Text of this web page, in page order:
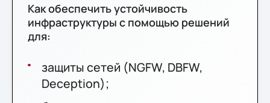
Как обеспечить устойчивость
инфраструктуры с помощью решений
для:
защиты сетей (NGFW, DBFW,
Deception);